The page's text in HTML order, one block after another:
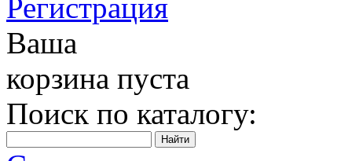
Регистрация
Ваша
корзина пуста
Поиск по каталогу: